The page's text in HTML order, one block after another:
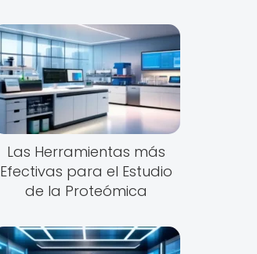
Las Herramientas más
Efectivas para el Estudio
de la Proteómica